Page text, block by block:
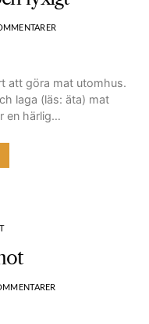
att göra mat utomhus.
laga (läs: äta) mat
en härlig…